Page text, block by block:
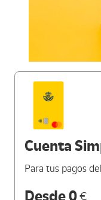
Cuenta
Para tus pagos
Desde 0€